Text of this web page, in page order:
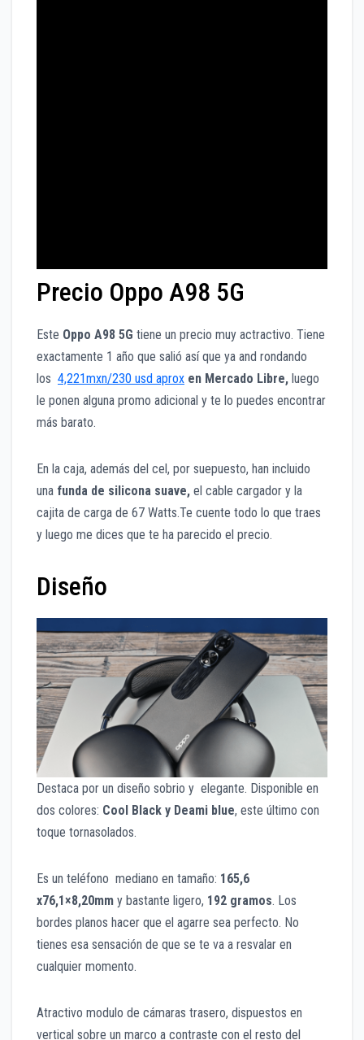
Precio Oppo A98 5G
Este Oppo A98 5G tiene un precio muy actractivo. Tiene
exactamente 1 año que salió así que ya and rondando
los 4,221mxn/230 usd aprox en Mercado Libre, luego
le ponen alguna promo adicional y te lo puedes encontrar
más barato.
En la caja, además del cel, por suepuesto, han incluido
una funda de silicona suave, el cable cargador y la
cajita de carga de 67 Watts.Te cuente todo lo que traes
y luego me dices que te ha parecido el precio.
Diseño
Destaca por un diseño sobrio y elegante. Disponible en
dos colores: Cool Black y Deami blue, este último con
toque tornasolados.
Es un teléfono mediano en tamaño: 165,6
x76,1×8,20mm y bastante ligero, 192 gramos. Los
bordes planos hacer que el agarre sea perfecto. No
tienes esa sensación de que se te va a resvalar en
cualquier momento.
Atractivo modulo de cámaras trasero, dispuestos en
vertical sobre un marco a contraste con el resto del